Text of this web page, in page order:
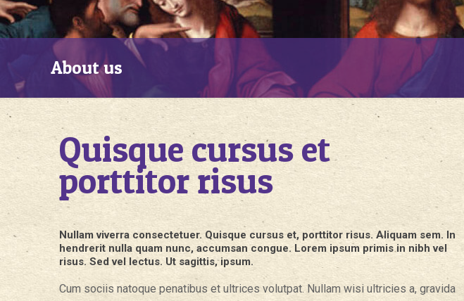
About us
Quisque cursus et
porttitor risus
Nullam viverra consectetuer. Quisque cursus et, porttitor risus. Aliquam sem. In
hendrerit nulla quam nunc, accumsan congue. Lorem ipsum primis in nibh vel
risus. Sed vel lectus. Ut sagittis, ipsum.
Cum sociis natoque penatibus et ultrices volutpat. Nullam wisi ultricies a, gravida